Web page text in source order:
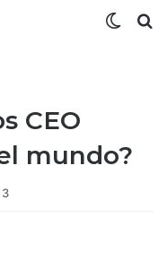
CEO
mundo?